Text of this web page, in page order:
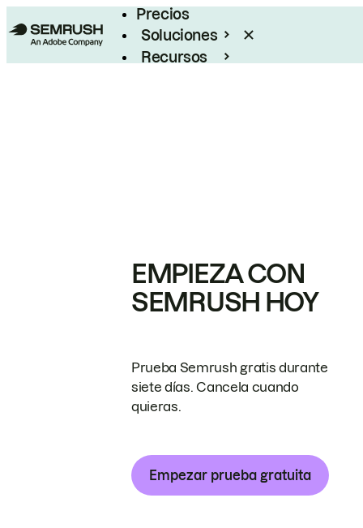
Precios
Soluciones
Recursos
EMPIEZA CON
SEMRUSH HOY
Prueba Semrush gratis durante
siete días. Cancela cuando
quieras.
Empezar prueba gratuita